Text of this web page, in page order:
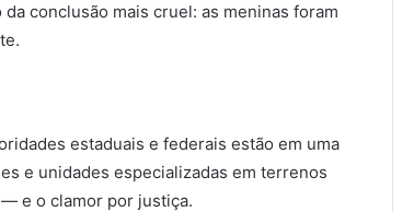
conclusão mais cruel: as meninas foram
estaduais e federais estão em uma
e unidades especializadas em terrenos
— e o clamor por justiça.